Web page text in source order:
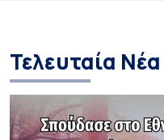
Τελευταία Νέα